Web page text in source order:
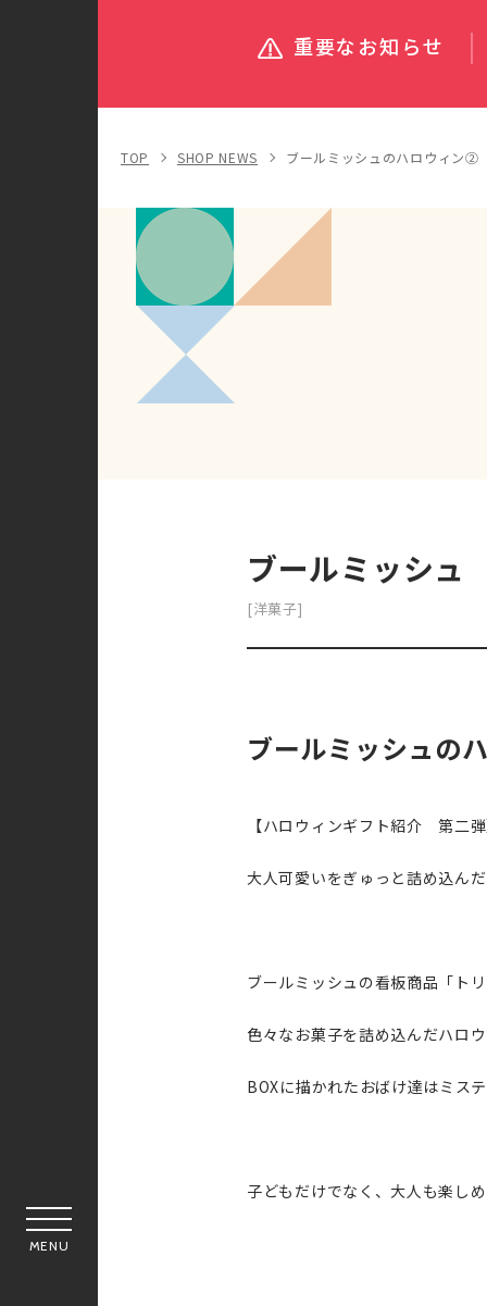
MENU
重要なお知らせ
TOP SHOP NEWS ブールミッシュのハロウィン②
ブールミッシュ
[洋菓子]
ブールミッシュの
【ハロウィンギフト紹介 第二
大人可愛いをぎゅっと詰め込ん
ブールミッシュの看板商品「ト
色々なお菓子を詰め込んだハロ
BOXに描かれたおばけ達はミス
子どもだけでなく、大人も楽し